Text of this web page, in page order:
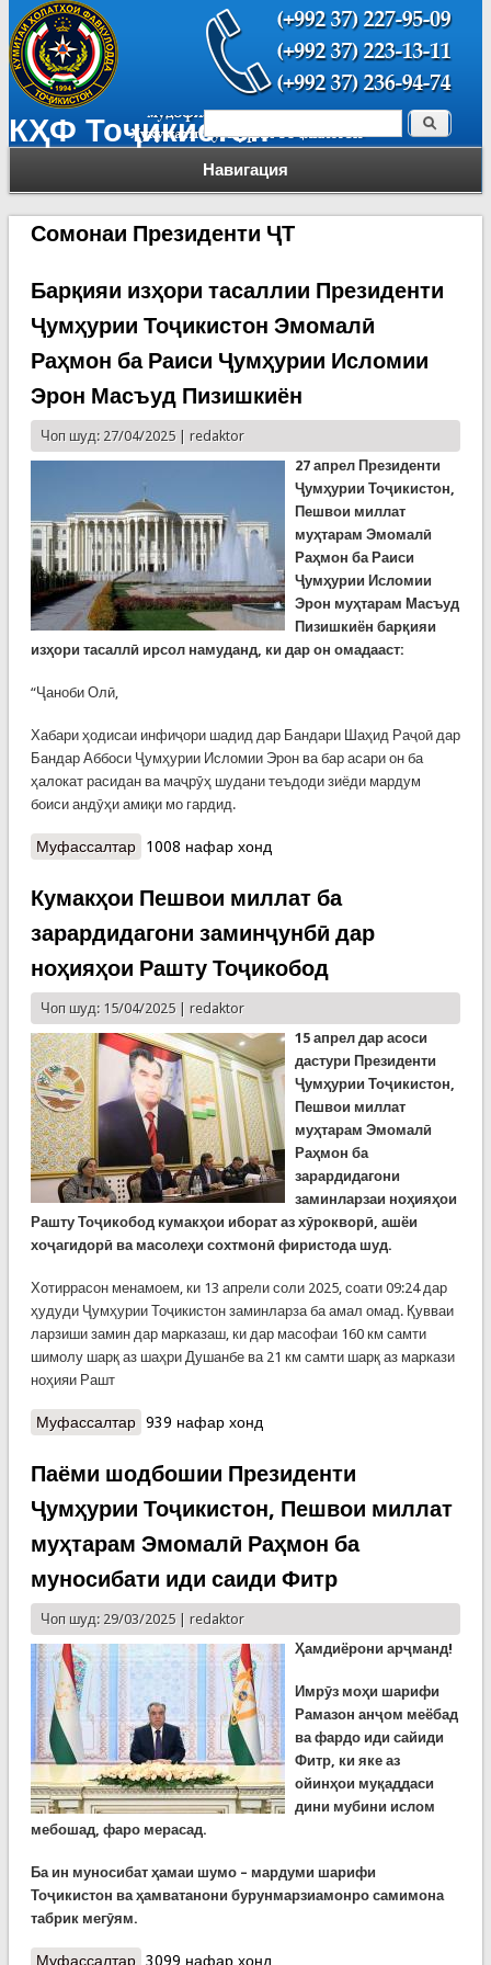
КҲФ Тоҷикистон
Навигация
Форма поиска Поиск
Сомонаи Президенти ҶТ
Барқияи изҳори тасаллии Президенти
Ҷумҳурии Тоҷикистон Эмомалӣ
Раҳмон ба Раиси Ҷумҳурии Исломии
Эрон Масъуд Пизишкиён
Чоп шуд: 27/04/2025 | redaktor
27 апрел Президенти
Ҷумҳурии Тоҷикистон,
Пешвои миллат
муҳтарам Эмомалӣ
Раҳмон ба Раиси
Ҷумҳурии Исломии
Эрон муҳтарам Масъуд
Пизишкиён барқияи
изҳори тасаллӣ ирсол намуданд, ки дар он омадааст:
“Ҷаноби Олӣ,
Хабари ҳодисаи инфиҷори шадид дар Бандари Шаҳид Раҷоӣ дар
Бандар Аббоси Ҷумҳурии Исломии Эрон ва бар асари он ба
ҳалокат расидан ва маҷрӯҳ шудани теъдоди зиёди мардум
боиси андӯҳи амиқи мо гардид.
Муфассалтаро Барқияи изҳори тасаллии Президенти
Раиси Ҷумҳурии Исломии Эрон Масъуд
1008 нафар хонд
Кумакҳои Пешвои миллат ба
зарардидагони заминҷунбӣ дар
ноҳияҳои Рашту Тоҷикобод
Чоп шуд: 15/04/2025 | redaktor
15 апрел дар асоси
дастури Президенти
Ҷумҳурии Тоҷикистон,
Пешвои миллат
муҳтарам Эмомалӣ
Раҳмон ба
зарардидагони
заминларзаи ноҳияҳои
Рашту Тоҷикобод кумакҳои иборат аз хӯрокворӣ, ашёи
хоҷагидорӣ ва масолеҳи сохтмонӣ фиристода шуд.
Хотиррасон менамоем, ки 13 апрели соли 2025, соати 09:24 дар
ҳудуди Ҷумҳурии Тоҷикистон заминларза ба амал омад. Қувваи
ларзиши замин дар марказаш, ки дар масофаи 160 км самти
шимолу шарқ аз шаҳри Душанбе ва 21 км самти шарқ аз маркази
ноҳияи Рашт
Муфассалтаро Кумакҳои Пешвои миллат ба зарардидагони
939 нафар хонд
Паёми шодбошии Президенти
Ҷумҳурии Тоҷикистон, Пешвои миллат
муҳтарам Эмомалӣ Раҳмон ба
муносибати иди саиди Фитр
Чоп шуд: 29/03/2025 | redaktor
Ҳамдиёрони арҷманд!
Имрӯз моҳи шарифи
Рамазон анҷом меёбад
ва фардо иди сайиди
Фитр, ки яке аз
ойинҳои муқаддаси
дини мубини ислом
мебошад, фаро мерасад.
Ба ин муносибат ҳамаи шумо – мардуми шарифи
Тоҷикистон ва ҳамватанони бурунмарзиамонро самимона
табрик мегӯям.
Муфассалтаро Паёми шодбошии Президенти Ҷумҳурии
3099 нафар хонд